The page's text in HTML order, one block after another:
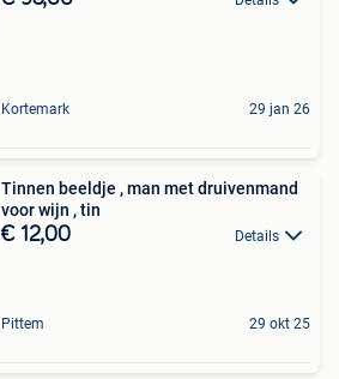
Kortemark 29 jan 26
Tinnen beeldje , man met druivenmand
voor wijn , tin
€ 12,00 Details
Pittem 29 okt 25